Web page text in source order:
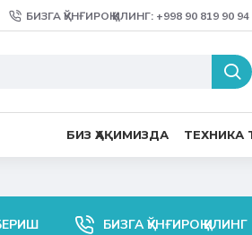
БИЗГА ҚЎНҒИРОҚ ҚИЛИНГ: +998 90 819 90 94
БИЗ ҲАҚИМИЗДА ТЕХНИКА
БИЗГА ҚЎНҒИРОҚ ҚИЛИНГ